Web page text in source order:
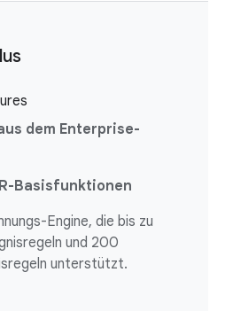
dem Enterprise-
Basisfunktionen
Engine, die bis zu
und 200
unterstützt.